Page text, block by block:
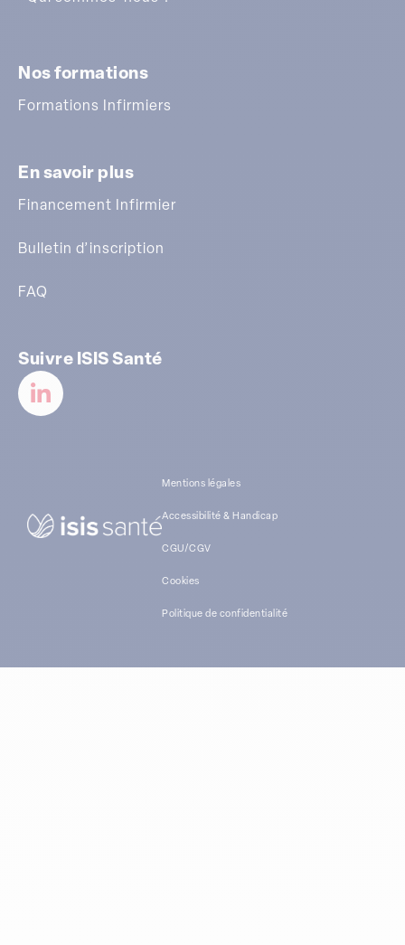
Nos formations
Formations Infirmiers
En savoir plus
Financement Infirmier
Bulletin d’inscription
FAQ
Suivre ISIS Santé
Mentions légales
Accessibilité & Handicap
CGU/CGV
Cookies
Politique de confidentialité